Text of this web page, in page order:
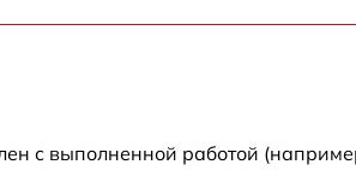
с выполненной работой